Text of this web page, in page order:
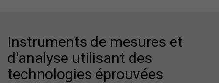
Instruments de mesures et
d'analyse utilisant des
technologies éprouvées